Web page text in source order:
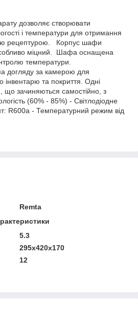
дозволяє створювати
і температури для отримання
рецептурою. Корпус шафи
міцний. Шафа оснащена
температури.
догляду за камерою для
інвентарю та покриття. Одні
що зачиняються самостійно, з
(60% - 85%) - Світлодіодне
R600a - Температурний режим від
Remta
5.3
295x420x170
12